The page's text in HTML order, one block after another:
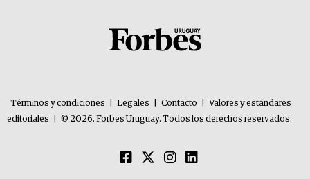
Términos y condiciones Legales Contacto
Valores y estándares
editoriales
© 2026. Forbes Uruguay. Todos los derechos reservados.